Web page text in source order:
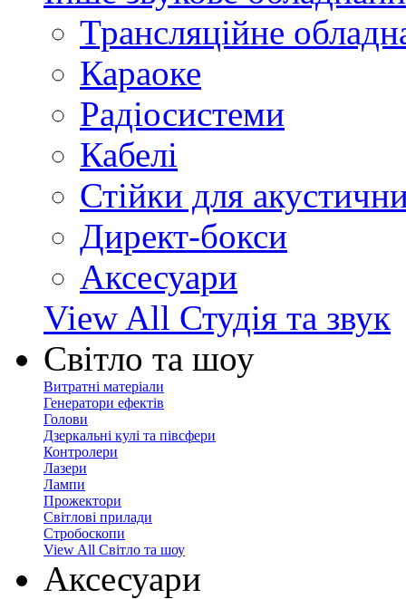
Трансляційне
Караоке
Радіосистеми
Кабелі
Стійки для
Директ-бокси
Аксесуари
View All Студія та звук
Світло та шоу
Витратні матеріали
Генератори ефектів
Голови
Дзеркальні кулі та півсфери
Контролери
Лазери
Лампи
Прожектори
Світлові прилади
Стробоскопи
View All Світло та шоу
Аксесуари